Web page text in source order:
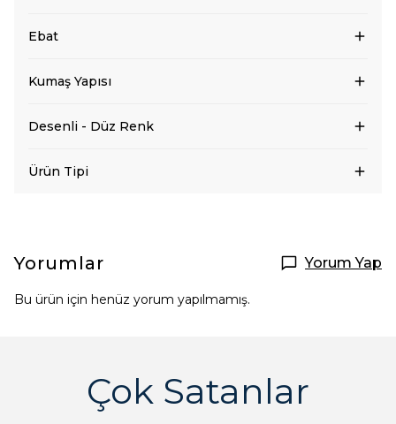
Ebat
Kumaş Yapısı
Desenli - Düz Renk
Ürün Tipi
Yorumlar Yorum Yap
Bu ürün için henüz yorum yapılmamış.
Çok Satanlar